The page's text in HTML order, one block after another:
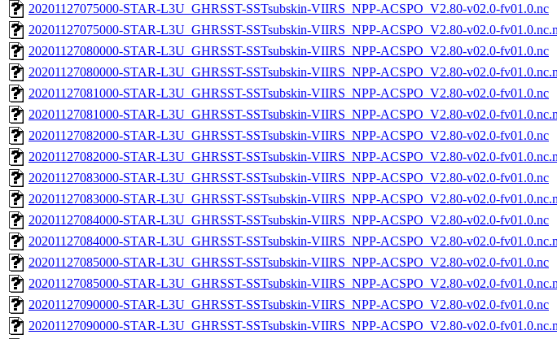
20201127075000-STAR-L3U_GHRSST-SSTsubskin-VIIRS_NPP-ACSPO_V2.80-v02.0-fv01.0.nc
20201127075000-STAR-L3U_GHRSST-SSTsubskin-VIIRS_NPP-ACSPO_V2.80-v02.0-
20201127080000-STAR-L3U_GHRSST-SSTsubskin-VIIRS_NPP-ACSPO_V2.80-v02.0-fv01.0.nc
20201127080000-STAR-L3U_GHRSST-SSTsubskin-VIIRS_NPP-ACSPO_V2.80-v02.0-
20201127081000-STAR-L3U_GHRSST-SSTsubskin-VIIRS_NPP-ACSPO_V2.80-v02.0-fv01.0.nc
20201127081000-STAR-L3U_GHRSST-SSTsubskin-VIIRS_NPP-ACSPO_V2.80-v02.0-
20201127082000-STAR-L3U_GHRSST-SSTsubskin-VIIRS_NPP-ACSPO_V2.80-v02.0-fv01.0.nc
20201127082000-STAR-L3U_GHRSST-SSTsubskin-VIIRS_NPP-ACSPO_V2.80-v02.0-
20201127083000-STAR-L3U_GHRSST-SSTsubskin-VIIRS_NPP-ACSPO_V2.80-v02.0-fv01.0.nc
20201127083000-STAR-L3U_GHRSST-SSTsubskin-VIIRS_NPP-ACSPO_V2.80-v02.0-
20201127084000-STAR-L3U_GHRSST-SSTsubskin-VIIRS_NPP-ACSPO_V2.80-v02.0-fv01.0.nc
20201127084000-STAR-L3U_GHRSST-SSTsubskin-VIIRS_NPP-ACSPO_V2.80-v02.0-
20201127085000-STAR-L3U_GHRSST-SSTsubskin-VIIRS_NPP-ACSPO_V2.80-v02.0-fv01.0.nc
20201127085000-STAR-L3U_GHRSST-SSTsubskin-VIIRS_NPP-ACSPO_V2.80-v02.0-
20201127090000-STAR-L3U_GHRSST-SSTsubskin-VIIRS_NPP-ACSPO_V2.80-v02.0-fv01.0.nc
20201127090000-STAR-L3U_GHRSST-SSTsubskin-VIIRS_NPP-ACSPO_V2.80-v02.0-